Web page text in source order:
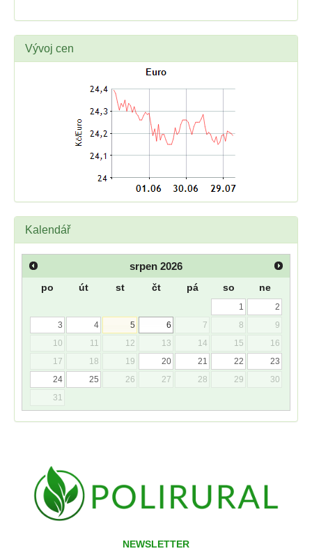
Vývoj cen
Kalendář
srpen 2026
po út st čt pá so ne
1
2
3
4 5 6 7 8
9
10
11 12 13 14 15
16
17
18 19 20 21 22
23
24
25 26 27 28 29
30
31
NEWSLETTER